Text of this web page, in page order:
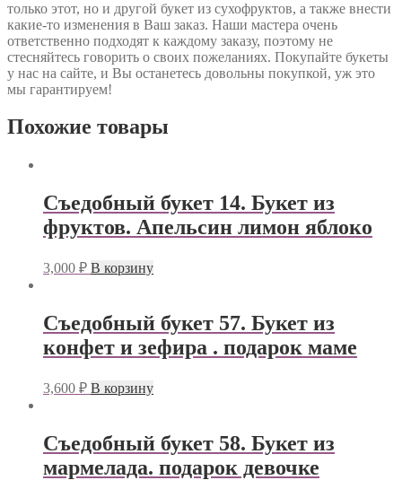
только этот, но и другой букет из сухофруктов, а также внести
какие-то изменения в Ваш заказ. Наши мастера очень
ответственно подходят к каждому заказу, поэтому не
стесняйтесь говорить о своих пожеланиях. Покупайте букеты
у нас на сайте, и Вы останетесь довольны покупкой, уж это
мы гарантируем!
Похожие товары
Съедобный букет 14. Букет из
фруктов. Апельсин лимон яблоко
3,000 ₽ В корзину
Съедобный букет 57. Букет из
конфет и зефира . подарок маме
3,600 ₽ В корзину
Съедобный букет 58. Букет из
мармелада. подарок девочке